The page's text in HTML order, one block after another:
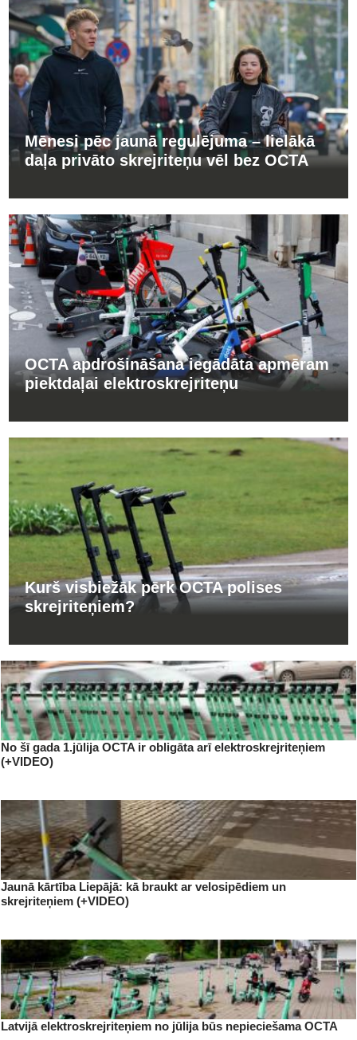
Mēnesi pēc jaunā regulējuma – lielākā
daļa privāto skrejriteņu vēl bez OCTA
OCTA apdrošināšana iegādāta apmēram
piektdaļai elektroskrejriteņu
Kurš visbiežāk pērk OCTA polises
skrejriteņiem?
No šī gada 1.jūlija OCTA ir obligāta arī elektroskrejriteņiem
(+VIDEO)
Jaunā kārtība Liepājā: kā braukt ar velosipēdiem un
skrejriteņiem (+VIDEO)
Latvijā elektroskrejriteņiem no jūlija būs nepieciešama OCTA